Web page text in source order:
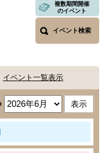
複数期間開催
のイベント
イベント検索
イベント一覧表示